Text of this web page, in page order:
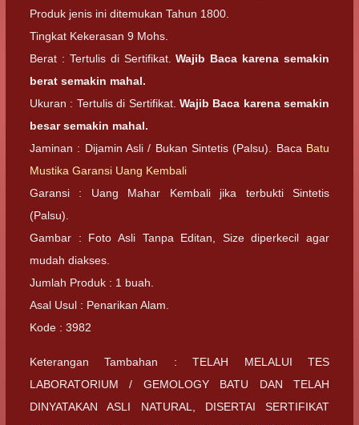
Produk jenis ini ditemukan Tahun 1800.
Tingkat Kekerasan 9 Mohs.
Berat : Tertulis di Sertifikat.Wajib Baca karena semakin
berat semakin mahal.
Ukuran : Tertulis di Sertifikat. Wajib Baca karena semakin
besar semakin mahal.
Jaminan : Dijamin Asli / Bukan Sintetis (Palsu). Baca Batu
Mustika Garansi Uang Kembali
Garansi : Uang Mahar Kembali jika terbukti Sintetis
(Palsu).
Gambar : Foto Asli Tanpa Editan, Size diperkecil agar
mudah diakses.
Jumlah Produk : 1 buah.
Asal Usul : Penarikan Alam.
Kode : 3982
Keterangan Tambahan : TELAH MELALUI TES
LABORATORIUM / GEMOLOGY BATU DAN TELAH
DINYATAKAN ASLI NATURAL, DISERTAI SERTIFIKAT